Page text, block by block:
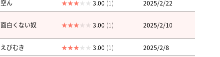
空ん 3.00 (1) 2025/2/22
面白くない奴 3.00 (1) 2025/2/10
えびむき 3.00 (1)
2025/2/8